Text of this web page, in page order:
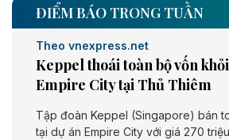
ĐIỂM BÁO TRONG TUẦN
Theo vnexpress.net
Keppel thoái toàn bộ vốn
Empire City tại Thủ Thiêm
Tập đoàn Keppel (Singapore) bán
tại dự án Empire City với giá 270